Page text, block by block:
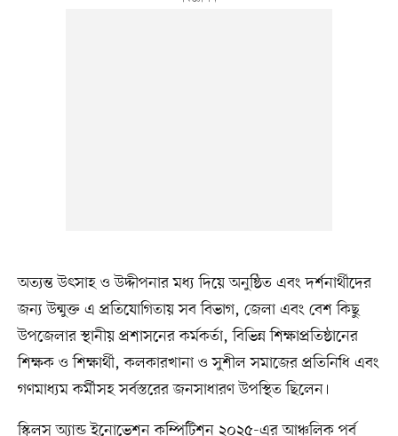
অত্যন্ত উৎসাহ ও উদ্দীপনার মধ্য দিয়ে অনুষ্ঠিত এবং দর্শনার্থীদের
জন্য উন্মুক্ত এ প্রতিযোগিতায় সব বিভাগ, জেলা এবং বেশ কিছু
উপজেলার স্থানীয় প্রশাসনের কর্মকর্তা, বিভিন্ন শিক্ষাপ্রতিষ্ঠানের
শিক্ষক ও শিক্ষার্থী, কলকারখানা ও সুশীল সমাজের প্রতিনিধি এবং
গণমাধ্যম কর্মীসহ সর্বস্তরের জনসাধারণ উপস্থিত ছিলেন।
স্কিলস অ্যান্ড ইনোভেশন কম্পিটিশন ২০২৫-এর আঞ্চলিক পর্ব